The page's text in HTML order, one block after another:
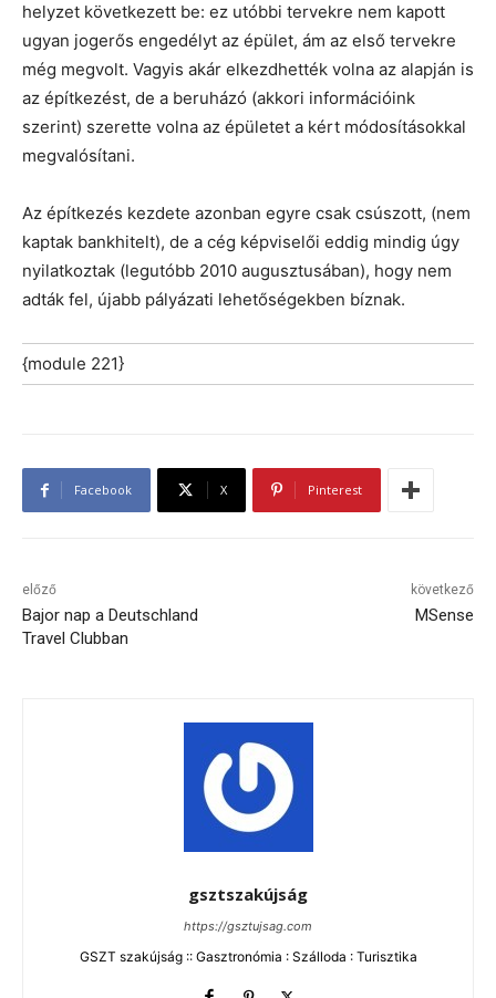
helyzet következett be: ez utóbbi tervekre nem kapott
ugyan jogerős engedélyt az épület, ám az első tervekre
még megvolt. Vagyis akár elkezdhették volna az alapján is
az építkezést, de a beruházó (akkori információink
szerint) szerette volna az épületet a kért módosításokkal
megvalósítani.
Az építkezés kezdete azonban egyre csak csúszott, (nem
kaptak bankhitelt), de a cég képviselői eddig mindig úgy
nyilatkoztak (legutóbb 2010 augusztusában), hogy nem
adták fel, újabb pályázati lehetőségekben bíznak.
{module 221}
Facebook X Pinterest
előző
Bajor nap a Deutschland
Travel Clubban
következő
MSense
gsztszakújság
https://gsztujsag.com
GSZT szakújság :: Gasztronómia : Szálloda : Turisztika